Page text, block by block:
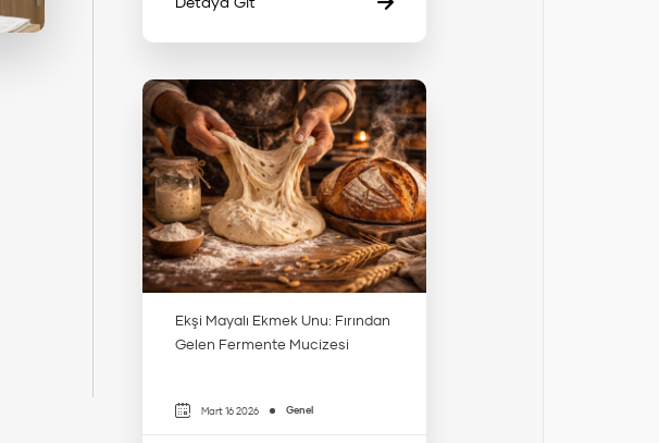
Ekşi Mayalı Ekmek Unu: Fırından
Gelen Fermente Mucizesi
Mart 16 2026 Genel